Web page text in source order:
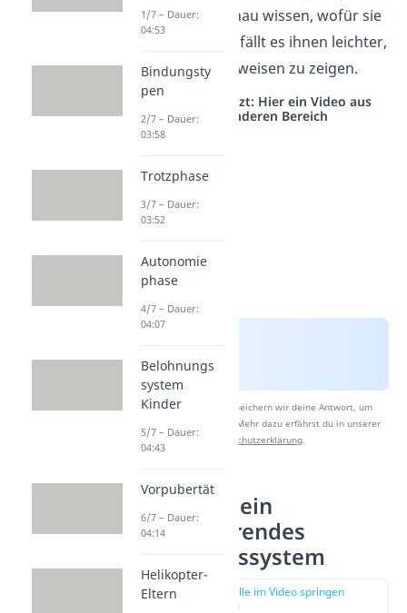
Wenn Kinder genau wissen, wofür sie
belohnt werden, fällt es ihnen leichter,
diese Verhaltensweisen zu zeigen.
Studyflix vernetzt: Hier ein Video aus
einem anderen Bereich
Nach Beantwortung speichern wir deine Antwort, um
Studyflix zu verbessern. Mehr dazu erfährst du in unserer
Datenschutzerklärung.
4 Tipps für ein
funktionierendes
Belohnungssystem
zur Stelle im Video springen
(01:21)
1/7 – Dauer:
04:53
Bindungsty
pen
2/7 – Dauer:
03:58
Trotzphase
3/7 – Dauer:
03:52
Autonomie
phase
4/7 – Dauer:
04:07
Belohnungs
system
Kinder
5/7 – Dauer:
04:43
Vorpubertät
6/7 – Dauer:
04:14
Helikopter-
Eltern